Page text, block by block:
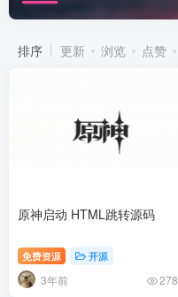
排序 更新 浏览 点赞
原神启动 HTML跳转源码
免费资源 开源
3年前 278